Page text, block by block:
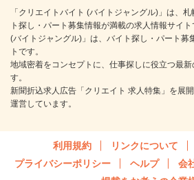
「クリエイトバイト (バイトジャングル)」は、
ト探し・パート募集情報が満載の求人情報サイ
(バイトジャングル)」は、バイト探し・パート募
トです。
地域密着をコンセプトに、仕事探しに役立つ最
す。
新聞折込求人広告「クリエイト 求人特集」を展
運営しています。
利用規約 リンクについて
プライバシーポリシー
ヘルプ 会